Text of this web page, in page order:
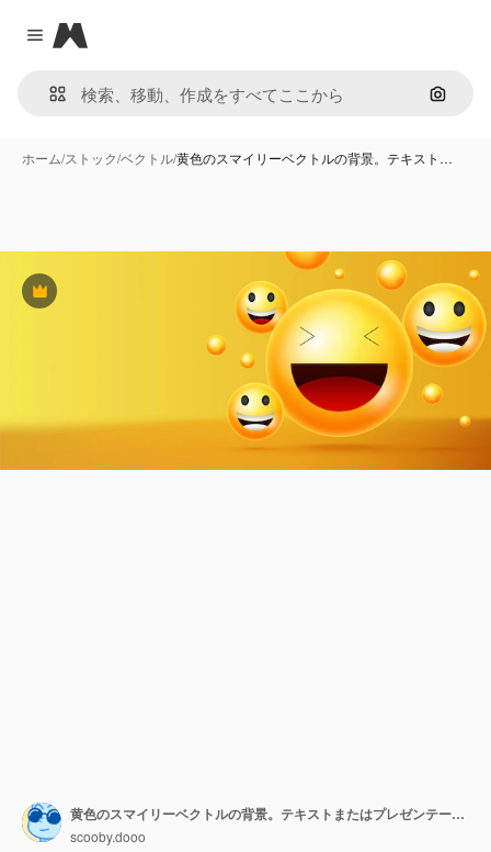
Close menu
Magnific
画像で
ホーム/ストック/ベクトル/黄色のスマイリーベクトルの背景。テキスト…
Premium
黄色のスマイリーベクトルの背景。テキストまたはプレゼンテーション用の黄色の空白の背景に面白くて幸せな表情の絵文字またはスマイリー。ベクトルイラスト。
scooby.dooo